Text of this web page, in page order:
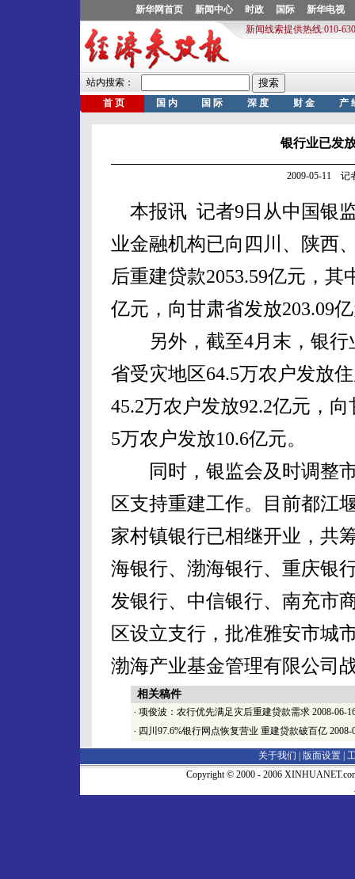
银行业已发
2009-05-11 记
本报讯 记者9日从中国银
业金融机构已向四川、陕西
后重建贷款2053.59亿元，其
亿元，向甘肃省发放203.09
另外，截至4月末，银行
省受灾地区64.5万农户发放
45.2万农户发放92.2亿元，
5万农户发放10.6亿元。
同时，银监会及时调整市
区支持重建工作。目前都江
家村镇银行已相继开业，共
海银行、渤海银行、重庆银
发银行、中信银行、南充市
区设立支行，批准雅安市城
渤海产业基金管理有限公司
相关稿件
· 项俊波：农行优先满足灾后重建贷款需求 2008-06-
· 四川97.6%银行网点恢复营业 重建贷款破百亿 2008-
关于我们 | 版面设置
Copyright © 2000 - 2006